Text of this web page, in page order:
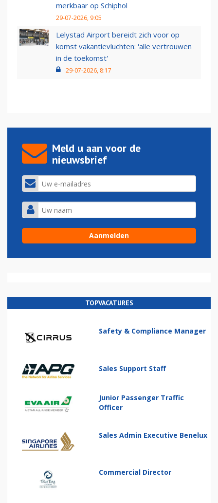
merkbaar op Schiphol
29-07-2026, 9:05
Lelystad Airport bereidt zich voor op
komst vakantievluchten: 'alle vertrouwen
in de toekomst'
29-07-2026, 8:17
Meld u aan voor de
nieuwsbrief
TOPVACATURES
Safety & Compliance Manager
Sales Support Staff
Junior Passenger Traffic
Officer
Sales Admin Executive Benelux
Commercial Director